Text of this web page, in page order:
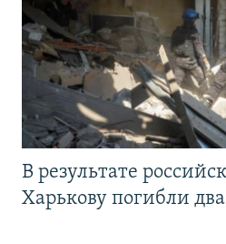
В результате
Харькову погибли